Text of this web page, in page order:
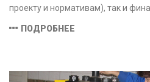
проекту и нормативам), так и
безопасность и экономическую
ПОДРОБНЕЕ